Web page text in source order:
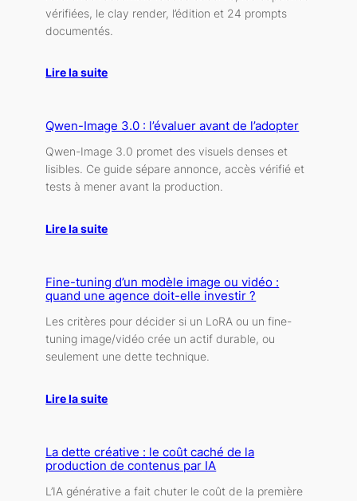
vérifiées, le clay render, l’édition et 24 prompts
documentés.
Lire la suite
Qwen-Image 3.0 : l’évaluer avant de l’adopter
Qwen-Image 3.0 promet des visuels denses et
lisibles. Ce guide sépare annonce, accès vérifié et
tests à mener avant la production.
Lire la suite
Fine-tuning d’un modèle image ou vidéo :
quand une agence doit-elle investir ?
Les critères pour décider si un LoRA ou un fine-
tuning image/vidéo crée un actif durable, ou
seulement une dette technique.
Lire la suite
La dette créative : le coût caché de la
production de contenus par IA
L’IA générative a fait chuter le coût de la première